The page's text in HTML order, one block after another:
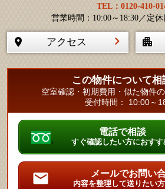
TEL：0120-410-
営業時間：10:00～18:30／定
アクセス
この物件について相
空室確認・初期費用・似た物件
受付時間： 10:00～
電話で相談
すぐ確認したい方におすす
メールでお問い
内容を整理して送りたい